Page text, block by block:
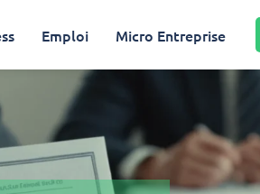
Emploi Micro Entreprise